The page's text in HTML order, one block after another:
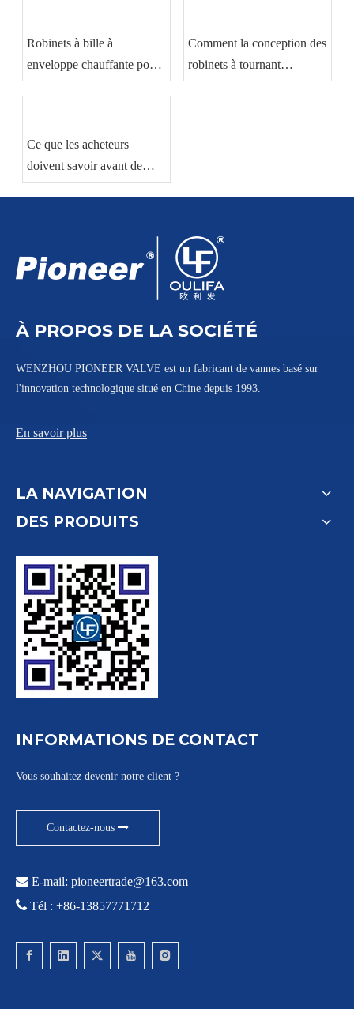
Robinets à bille à
enveloppe chauffante pour
la manutention de
Comment la conception des
robinets à tournant
sphérique affecte les
Ce que les acheteurs
doivent savoir avant de
commander des robinets à
À PROPOS DE LA SOCIÉTÉ
WENZHOU PIONEER VALVE est un fabricant de vannes basé sur
l'innovation technologique situé en Chine depuis 1993.
En savoir plus
LA NAVIGATION
DES PRODUITS
INFORMATIONS DE CONTACT
Vous souhaitez devenir notre client ?
Contactez-nous
 E-mail: pioneertrade@163.com
 Tél : +86-13857771712